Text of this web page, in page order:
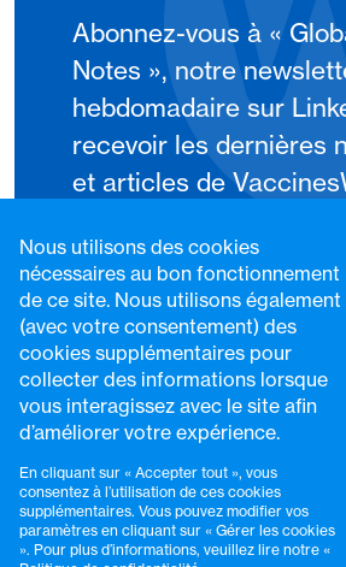
Abonnez-vous à «
Notes », notre
hebdomadaire sur
recevoir les dernières
et articles de
S'abonner
© VaccinesWork. Tous droits réservés.
Nous utilisons des cookies
nécessaires au bon fonctionnement
de ce site. Nous utilisons également
(avec votre consentement) des
cookies supplémentaires pour
collecter des informations lorsque
vous interagissez avec le site afin
d’améliorer votre expérience.
En cliquant sur « Accepter tout », vous
consentez à l’utilisation de ces cookies
supplémentaires. Vous pouvez modifier vos
paramètres en cliquant sur « Gérer les cookies
». Pour plus d’informations, veuillez lire notre «